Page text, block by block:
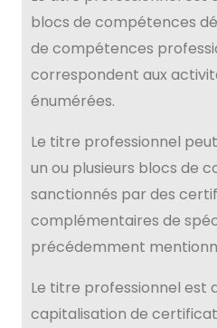
blocs de compétences
de compétences
correspondent aux
énumérées.
Le titre professionnel
un ou plusieurs blocs de
sanctionnés par des
complémentaires de
précédemment
Le titre professionnel est
capitalisation de